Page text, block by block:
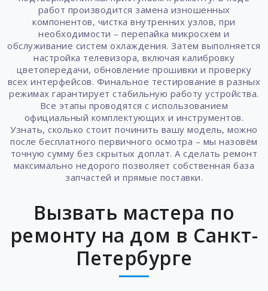
работ производится замена изношенных
компонентов, чистка внутренних узлов, при
необходимости – перепайка микросхем и
обслуживание систем охлаждения. Затем выполняется
настройка телевизора, включая калибровку
цветопередачи, обновление прошивки и проверку
всех интерфейсов. Финальное тестирование в разных
режимах гарантирует стабильную работу устройства.
Все этапы проводятся с использованием
официальный комплектующих и инструментов.
Узнать, сколько стоит починить вашу модель, можно
после бесплатного первичного осмотра – мы назовём
точную сумму без скрытых доплат. А сделать ремонт
максимально недорого позволяет собственная база
запчастей и прямые поставки.
Вызвать мастера по
ремонту на дом в Санкт-
Петербурге